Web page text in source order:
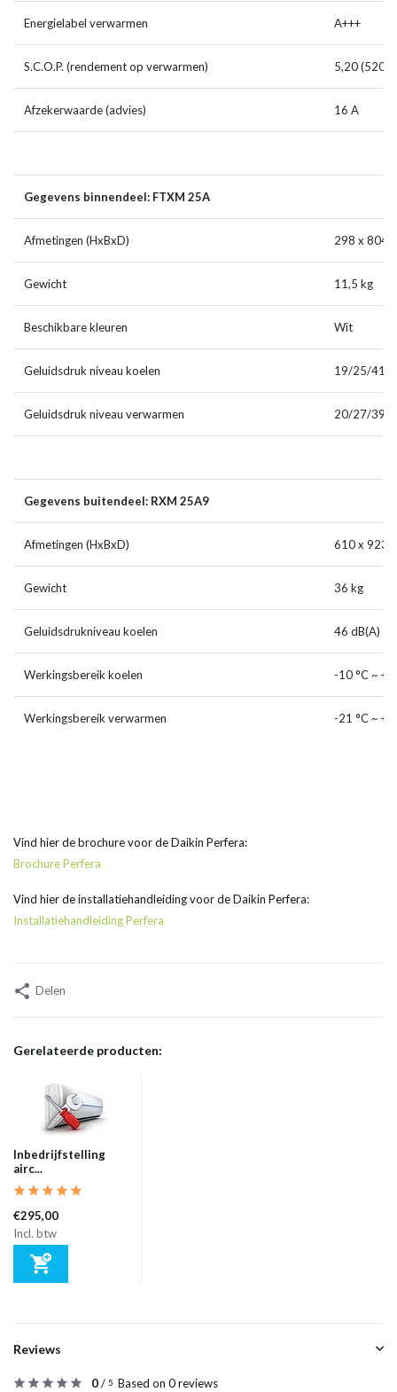
Energielabel verwarmen A+++
S.C.O.P. (rendement op verwarmen) 5,20
Afzekerwaarde (advies) 16 A
Gegevens binnendeel: FTXM 25A
Afmetingen (HxBxD) 298 x 804
Gewicht 11,5 kg
Beschikbare kleuren Wit
Geluidsdruk niveau koelen 19/25/41
Geluidsdruk niveau verwarmen 20/27/39
Gegevens buitendeel: RXM 25A9
Afmetingen (HxBxD) 610 x 923
Gewicht 36 kg
Geluidsdrukniveau koelen 46 dB(A)
Werkingsbereik koelen -10 °C ~ +
Werkingsbereik verwarmen -21 °C ~ +
Vind hier de brochure voor de Daikin Perfera:
Brochure Perfera
Vind hier de installatiehandleiding voor de Daikin Perfera:
Installatiehandleiding Perfera
Delen
Gerelateerde producten:
Inbedrijfstelling
airc...
€295,00
Incl. btw
Reviews
0/ 5 Based on 0 reviews